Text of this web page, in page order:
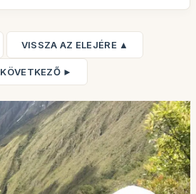
VISSZA AZ ELEJÉRE ▲
KÖVETKEZŐ ►